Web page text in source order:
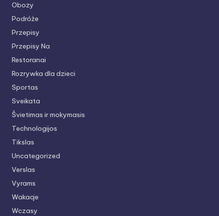
Obozy
Podróże
Przepisy
Przepisy Na
Restoranai
Rozrywka dla dzieci
Sportas
Sveikata
Švietimas ir mokymasis
Technologijos
Tikslas
Uncategorized
Verslas
Vyrams
Wakacje
Wczasy